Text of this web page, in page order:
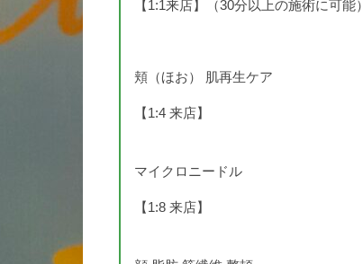
【1:1来店】（30分以上の施術に可能）
頬（ほお） 肌再生ケア
【1:4 来店】
マイクロニードル
【1:8 来店】